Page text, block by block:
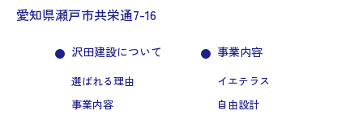
愛知県瀬戸市共栄通7-16
沢田建設について
選ばれる理由
事業内容
事業内容
イエテラス
自由設計